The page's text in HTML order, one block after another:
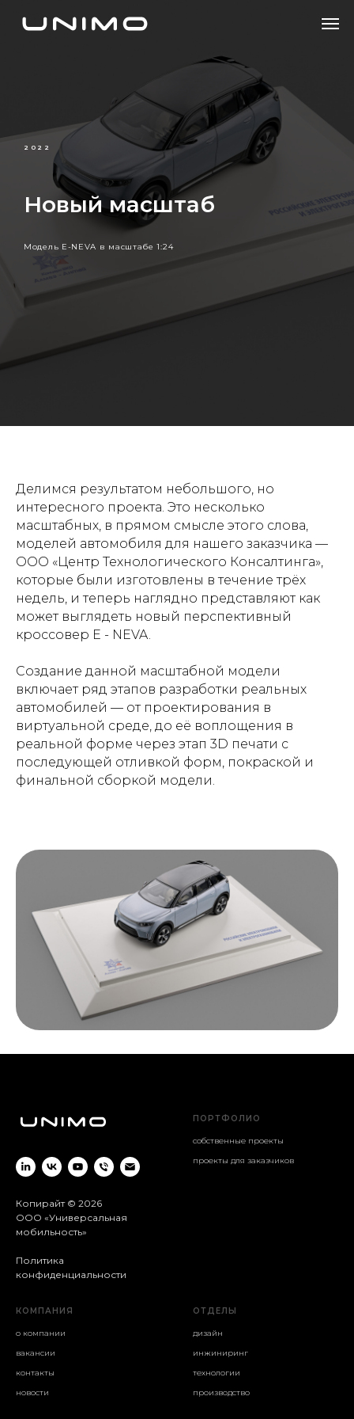
2022
Новый масштаб
Модель E-NEVA в масштабе 1:24
Делимся результатом небольшого, но
интересного проекта. Это несколько
масштабных, в прямом смысле этого слова,
моделей автомобиля для нашего заказчика —
ООО «Центр Технологического Консалтинга»,
которые были изготовлены в течение трёх
недель, и теперь наглядно представляют как
может выглядеть новый перспективный
кроссовер E - NEVA.
Создание данной масштабной модели
включает ряд этапов разработки реальных
автомобилей — от проектирования в
виртуальной среде, до её воплощения в
реальной форме через этап 3D печати с
последующей отливкой форм, покраской и
финальной сборкой модели.
Копирайт © 2026
ООО «Универсальная
мобильность»
Политика
конфиденциальности
ПОРТФОЛИО
собственные проекты
проекты для заказчиков
КОМПАНИЯ
о компании
вакансии
контакты
новости
ОТДЕЛЫ
дизайн
инжиниринг
технологии
производство